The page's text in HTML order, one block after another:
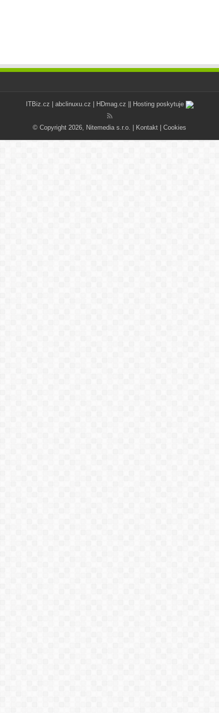
ITBiz.cz abclinuxu.cz HDmag.cz || Hosting poskytuje
© Copyright 2026, Nitemedia s.r.o. | Kontakt Cookies